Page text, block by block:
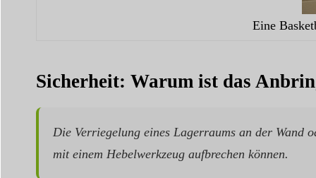
Eine
Sicherheit: Warum ist das
Die Verriegelung eines Lagerraums an der Wand
mit einem Hebelwerkzeug aufbrechen können.